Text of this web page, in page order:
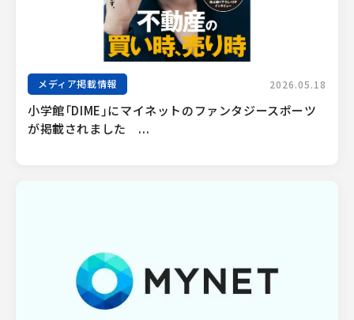
メディア掲載情報 2026.05.18
小学館「DIME」にマイネットのファンタジースポーツ
が掲載されました　...